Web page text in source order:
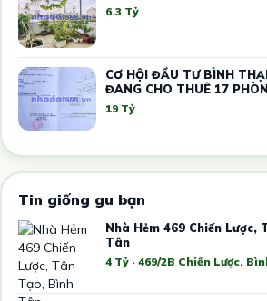
6.3 Tỷ
CƠ HỘI ĐẦU TƯ BÌNH
ĐANG CHO THUÊ 17
19 TỶ
19 Tỷ
Tin giống gu bạn
Nhà Hẻm 469 Chiến Lược,
Tân